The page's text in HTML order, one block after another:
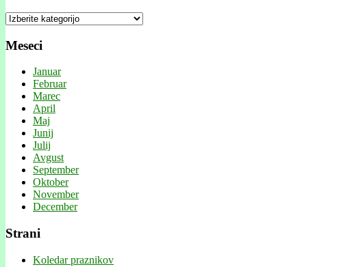
Kategorije
Meseci
Januar
Februar
Marec
April
Maj
Junij
Julij
Avgust
September
Oktober
November
December
Strani
Koledar praznikov